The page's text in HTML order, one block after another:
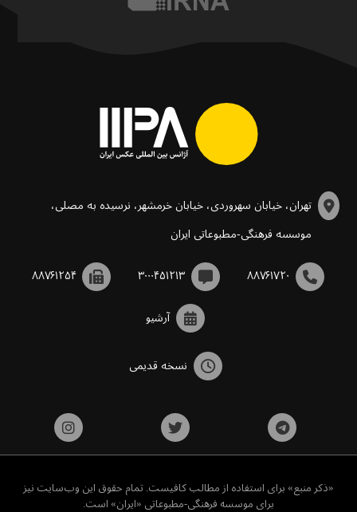
تهران، خیابان سهروردی، خیابان خرمشهر، نرسیده به مصلی،
موسسه فرهنگی-مطبوعاتی ایران
۸۸۷۶۱۷۲۰ ۳۰۰۰۴۵۱۲۱۳ ۸۸۷۶۱۲۵۴
آرشیو
نسخه قدیمی
«ذکر منبع» برای استفاده از مطالب کافیست. تمام حقوق این وب‌سایت نیز
برای موسسه فرهنگی-مطبوعاتی «ایران» است.